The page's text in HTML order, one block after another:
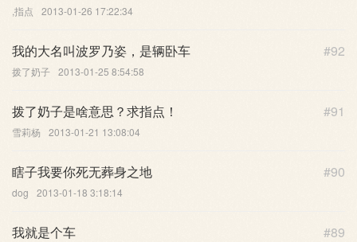
,指点 2013-01-26 17:22:34
#92
我的大名叫波罗乃姿，是辆卧车
拨了奶子 2013-01-25 8:54:58
#91
拨了奶子是啥意思？求指点！
雪莉杨 2013-01-21 13:08:04
#90
瞎子我要你死无葬身之地
dog 2013-01-18 3:18:14
#89
我就是个车